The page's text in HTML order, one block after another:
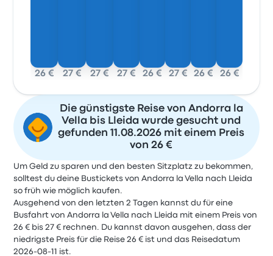
26 € 27 € 27 € 27 € 26 € 27 € 26 € 26 €
Die günstigste Reise von Andorra la
Vella bis Lleida wurde gesucht und
gefunden 11.08.2026 mit einem Preis
von 26 €
Um Geld zu sparen und den besten Sitzplatz zu bekommen,
solltest du deine Bustickets von Andorra la Vella nach Lleida
so früh wie möglich kaufen.
Ausgehend von den letzten 2 Tagen kannst du für eine
Busfahrt von Andorra la Vella nach Lleida mit einem Preis von
26 € bis 27 € rechnen. Du kannst davon ausgehen, dass der
niedrigste Preis für die Reise 26 € ist und das Reisedatum
2026-08-11 ist.